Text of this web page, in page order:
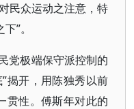
民众运动之注意，特
”。
党极端保守派控制的
揭开，用陈独秀以前
贯性。傅斯年对此的